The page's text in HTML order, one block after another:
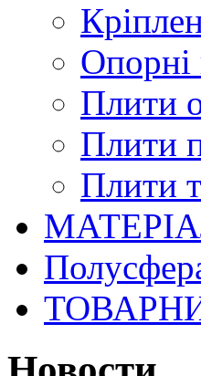
Плити
Плити
Плити